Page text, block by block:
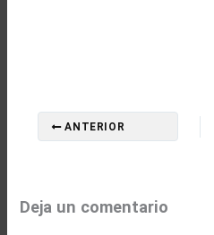
ANTERIOR
Deja un comentario